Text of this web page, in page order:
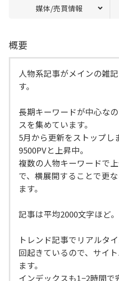
媒体/売買情報
概要
人物系記事がメインの雑
す。
長期キーワードが中心な
スを集めています。
5月から更新をストップし
9500PVと上昇中。
複数の人物キーワードで
で、横展開することで更
ます。
記事は平均2000文字ほど。
トレンド記事でリアルタ
回起きているので、サイ
ます。
インデックスも1−2時間